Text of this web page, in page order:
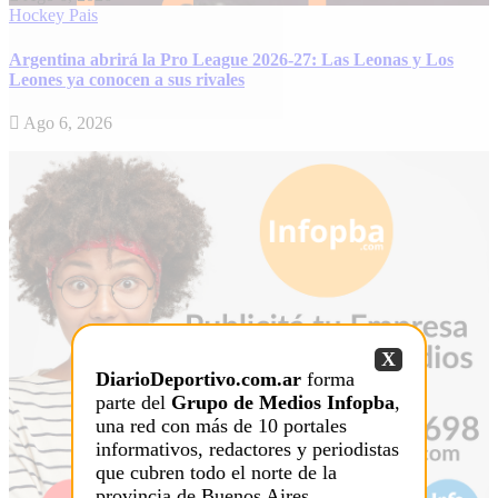
Hockey Pais
Argentina abrirá la Pro League 2026-27: Las Leonas y Los
Leones ya conocen a sus rivales
Ago 6, 2026
X
DiarioDeportivo.com.ar forma
parte del Grupo de Medios Infopba,
una red con más de 10 portales
informativos, redactores y periodistas
que cubren todo el norte de la